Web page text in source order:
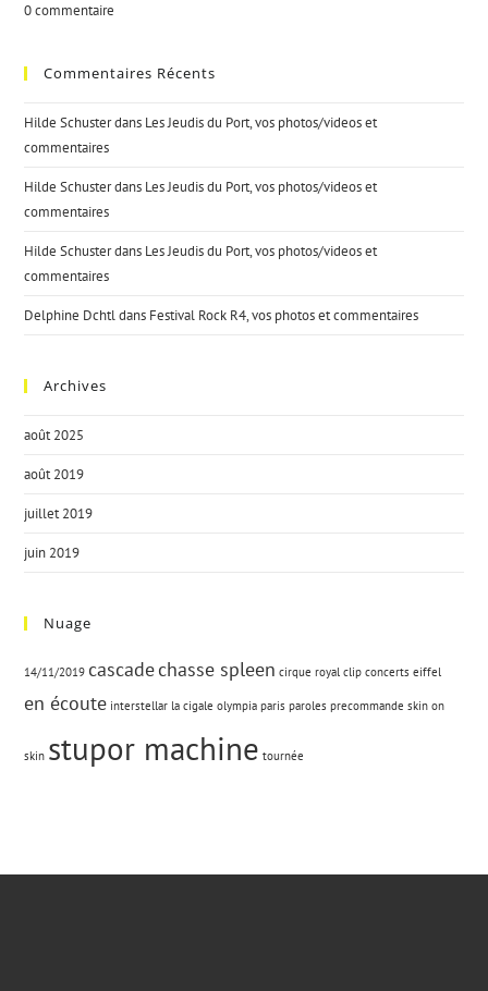
0 commentaire
Commentaires Récents
Hilde Schusterdans Les Jeudis du Port, vos photos/videos et
commentaires
Hilde Schusterdans Les Jeudis du Port, vos photos/videos et
commentaires
Hilde Schusterdans Les Jeudis du Port, vos photos/videos et
commentaires
Delphine Dchtldans Festival Rock R4, vos photos et commentaires
Archives
août 2025
août 2019
juillet 2019
juin 2019
Nuage
14/11/2019 cascadechasse spleen cirque royal clip concerts eiffel
en écoute interstellar la cigale olympia paris paroles precommande skin on
skin stupor machine tournée